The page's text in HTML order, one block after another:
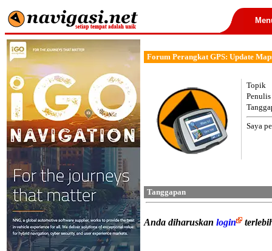
Forum Perangkat GPS: Update
Topik
Penulis
Saya
Tanggapan
Anda diharuskan login